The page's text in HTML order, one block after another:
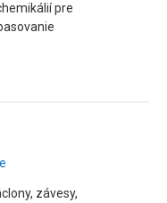
pre
závesy,